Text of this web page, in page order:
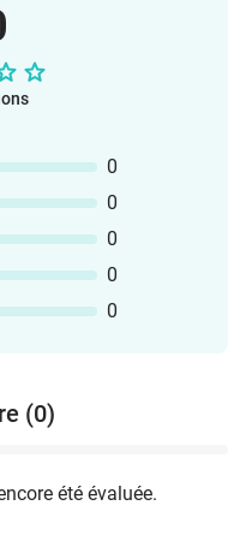
0
0
0
0
0
(0)
été évaluée.